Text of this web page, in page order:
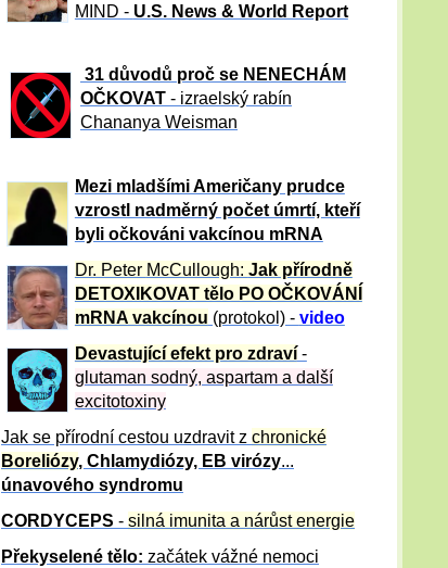
MIND - U.S. News & World Report
31 důvod ů proč se NENECHÁM
OČKOVAT - izraelský rabín
Chananya Weisman
Mezi mladšími Američany prudce
vzrostl nadměrný počet úmrtí, kteří
byli očkováni vakcínou mRNA
Dr. Peter McCullough: Jak přírodně
DETOXIKOVAT tělo PO OČKOVÁNÍ
mRNA vakcínou (protokol) - video
Devastující efekt pro zdraví-
glutaman sodný, aspartam a další
excitotoxiny
Jak se přírodní cestou uzdravit z chronické
Boreliózy, Chlamydiózy, EB virózy...
únavového syndromu
CORDYCEPS - silná imunita a nárůst energie
Překyselené tělo: začátek vážné nemoci